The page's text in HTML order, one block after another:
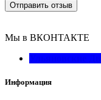
Отправить отзыв
Мы в ВКОНТАКТЕ
Информация